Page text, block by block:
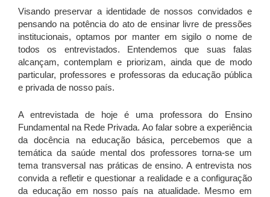
Visando preservar a identidade de nossos convidados e
pensando na potência do ato de ensinar livre de pressões
institucionais, optamos por manter em sigilo o nome de
todos os entrevistados. Entendemos que suas falas
alcançam, contemplam e priorizam, ainda que de modo
particular, professores e professoras da educação pública
e privada de nosso país.
A entrevistada de hoje é uma professora do Ensino
Fundamental na Rede Privada. Ao falar sobre a experiência
da docência na educação básica, percebemos que a
temática da saúde mental dos professores torna-se um
tema transversal nas práticas de ensino. A entrevista nos
convida a refletir e questionar a realidade e a configuração
da educação em nosso país na atualidade. Mesmo em